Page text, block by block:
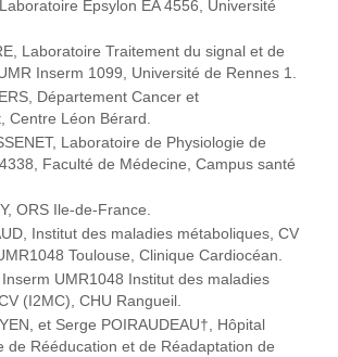
Epsylon EA 4556, Université
Laboratoire Traitement du signal et de
Inserm 1099, Université de Rennes 1.
Département Cancer et
Centre Léon Bérard.
Laboratoire de Physiologie de
Faculté de Médecine, Campus santé
ORS Ile-de-France.
Institut des maladies métaboliques, CV
Toulouse, Clinique Cardiocéan.
UMR1048 Institut des maladies
(I2MC), CHU Rangueil.
et Serge POIRAUDEAU†, Hôpital
de Rééducation et de Réadaptation de